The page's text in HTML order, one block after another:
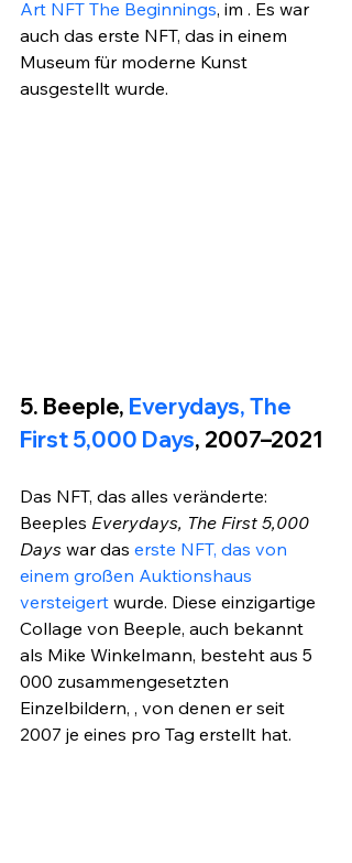
Art NFT The Beginnings, im . Es war
auch das erste NFT, das in einem
Museum für moderne Kunst
ausgestellt wurde.
5. Beeple, Everydays, The
First 5,000 Days, 2007–2021
Das NFT, das alles veränderte:
Beeples Everydays, The First 5,000
Days war das erste NFT, das von
einem großen Auktionshaus
versteigert wurde. Diese einzigartige
Collage von Beeple, auch bekannt
als Mike Winkelmann, besteht aus 5
000 zusammengesetzten
Einzelbildern, , von denen er seit
2007 je eines pro Tag erstellt hat.